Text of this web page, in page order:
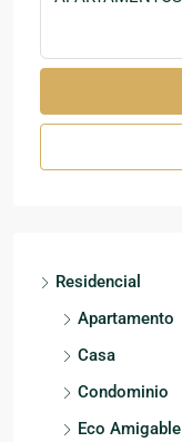
Residencial
Apartamento
Casa
Condominio
Eco Amigable